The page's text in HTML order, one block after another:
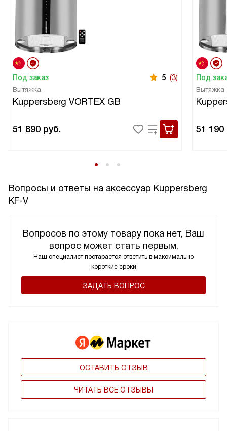
Под заказ 5 (3)
Вытяжка
Kuppersberg VORTEX GB
51 890 руб.
Под
Вытяжка
51 190
Вопросы и ответы на аксессуар Kuppersberg
KF-V
Вопросов по этому товару пока нет, Ваш
вопрос может стать первым.
Наш специалист постарается ответить в максимально
короткие сроки
ЗАДАТЬ ВОПРОС
ОСТАВИТЬ ОТЗЫВ
ЧИТАТЬ ВСЕ ОТЗЫВЫ